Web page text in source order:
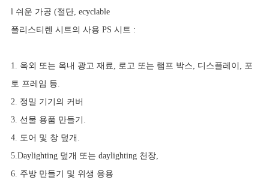
l 쉬운 가공 (절단, ecyclable
폴리스티렌 시트의 사용 PS 시트 :
1. 옥외 또는 옥내 광고 재료, 로고 또는 램프 박스, 디스플레이, 포
토 프레임 등.
2. 정밀 기기의 커버
3. 선물 용품 만들기.
4. 도어 및 창 덮개.
5.Daylighting 덮개 또는 daylighting 천장,
6. 주방 만들기 및 위생 응용